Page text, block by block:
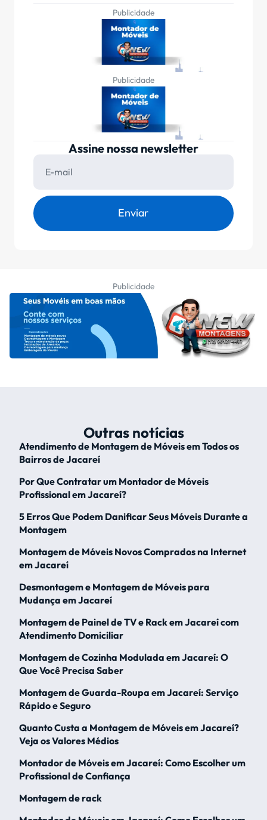
Publicidade
Publicidade
Assine nossa newsletter
Enviar
Publicidade
Outras notícias
Atendimento de Montagem de Móveis em Todos os
Bairros de Jacareí
Por Que Contratar um Montador de Móveis
Profissional em Jacareí?
5 Erros Que Podem Danificar Seus Móveis Durante a
Montagem
Montagem de Móveis Novos Comprados na Internet
em Jacareí
Desmontagem e Montagem de Móveis para
Mudança em Jacareí
Montagem de Painel de TV e Rack em Jacareí com
Atendimento Domiciliar
Montagem de Cozinha Modulada em Jacareí: O
Que Você Precisa Saber
Montagem de Guarda-Roupa em Jacareí: Serviço
Rápido e Seguro
Quanto Custa a Montagem de Móveis em Jacareí?
Veja os Valores Médios
Montador de Móveis em Jacareí: Como Escolher um
Profissional de Confiança
Montagem de rack